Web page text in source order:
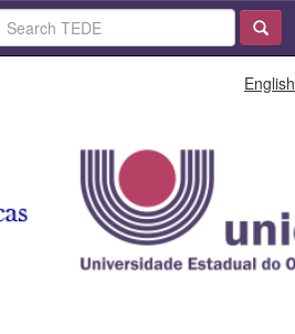
English